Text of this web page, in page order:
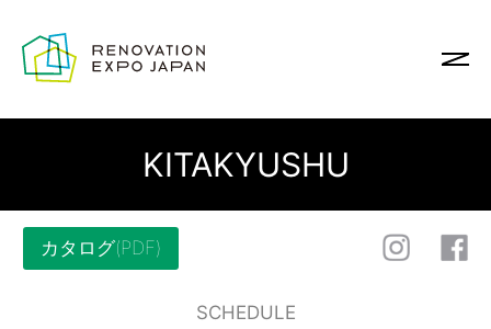
KITAKYUSHU
カタログ(PDF)
SCHEDULE